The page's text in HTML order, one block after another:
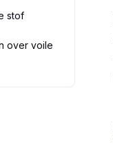
stof
over voile